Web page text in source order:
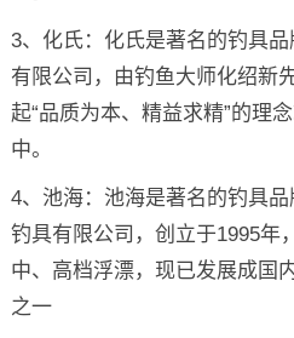
3、化氏：化氏是著名的钓具
有限公司，由钓鱼大师化绍新
起“品质为本、精益求精”的理
中。
4、池海：池海是著名的钓具
钓具有限公司，创立于1995年
中、高档浮漂，现已发展成国
之一